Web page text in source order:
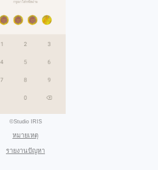
©Studio IRIS
หมายเหตุ
รายงานปัญหา